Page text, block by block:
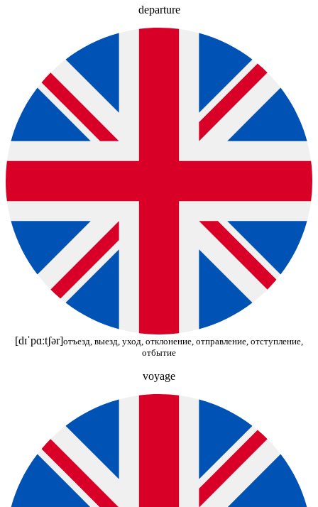
departure
[dɪˈpɑːtʃər]отъезд, выезд, уход, отклонение, отправление, отступление,
отбытие
voyage